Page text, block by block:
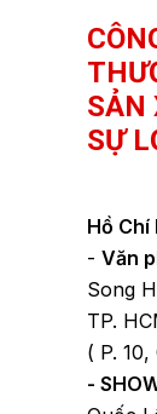
SẢN
SỰ
Hồ Chí
- Văn
Song
TP.
( P. 10,
-